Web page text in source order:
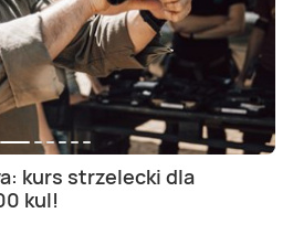
kurs strzelecki dla
kul!